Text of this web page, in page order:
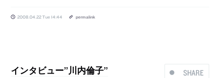
2008.04.22 Tue 14:44 permalink
SHARE
インタビュー”川内倫子”